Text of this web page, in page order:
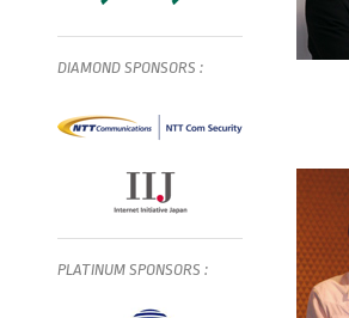
DIAMOND SPONSORS :
PLATINUM SPONSORS :